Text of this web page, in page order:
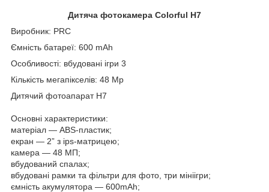
Дитяча фотокамера Colorful H7
Виробник: PRC
Ємність батареї: 600 mAh
Особливості: вбудовані ігри 3
Кількість мегапікселів: 48 Mp
Дитячий фотоапарат H7
Основні характеристики:
матеріал — ABS-пластик;
екран — 2” з ips-матрицею;
камера — 48 МП;
вбудований спалах;
вбудовані рамки та фільтри для фото, три мініігри;
ємність акумулятора — 600mAh;